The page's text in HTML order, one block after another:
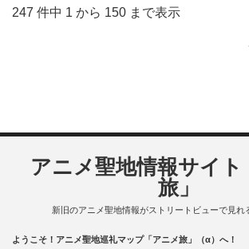
247 件中 1 から 150 まで表示
アニメ聖地情報サイト
旅」
新旧のアニメ聖地情報がストリートビューで見れ
ようこそ！アニメ聖地巡礼マップ「アニメ旅」（α）へ！